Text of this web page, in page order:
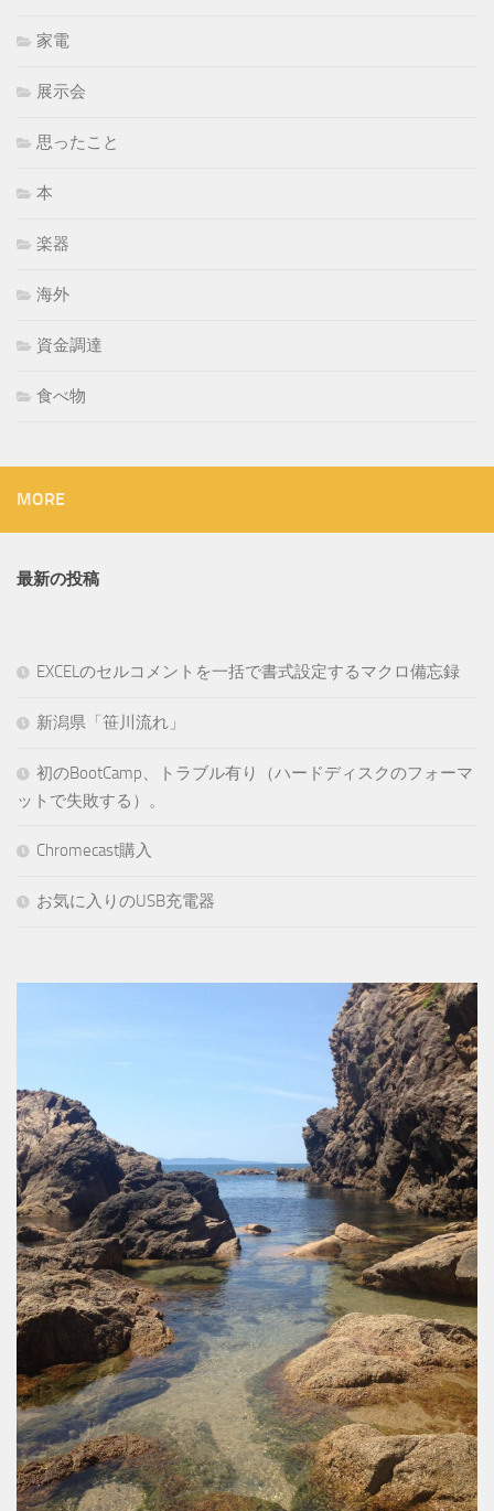
家電
展示会
思ったこと
本
楽器
海外
資金調達
食べ物
MORE
最新の投稿
EXCELのセルコメントを一括で書式設定するマクロ備忘録
新潟県「笹川流れ」
初のBootCamp、トラブル有り（ハードディスクのフォーマ
ットで失敗する）。
Chromecast購入
お気に入りのUSB充電器